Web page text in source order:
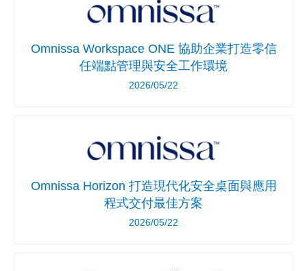
Omnissa Workspace ONE 協助企業打造零信
任端點管理與安全工作環境
2026/05/22
Omnissa Horizon 打造現代化安全桌面與應用
程式交付最佳方案
2026/05/22